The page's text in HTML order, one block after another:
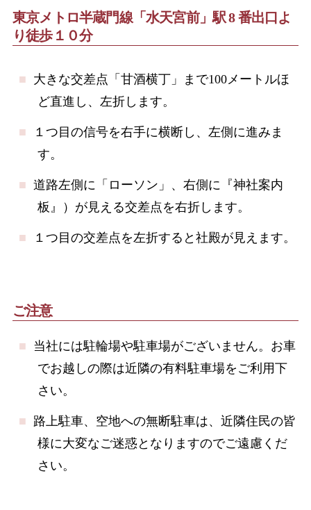
東京メトロ半蔵門線「水天宮前」駅 8 番出口よ
り徒歩１０分
大きな交差点「甘酒横丁」まで100メートルほ
ど直進し、左折します。
１つ目の信号を右手に横断し、左側に進みま
す。
道路左側に「ローソン」、右側に『神社案内
板』）が見える交差点を右折します。
１つ目の交差点を左折すると社殿が見えます。
ご注意
当社には駐輪場や駐車場がございません。お車
でお越しの際は近隣の有料駐車場をご利用下
さい。
路上駐車、空地への無断駐車は、近隣住民の皆
様に大変なご迷惑となりますのでご遠慮くだ
さい。